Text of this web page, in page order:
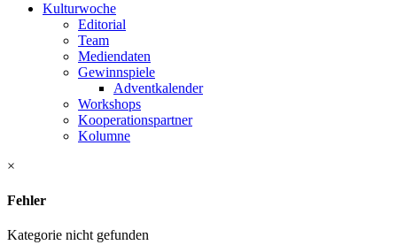
Kulturwoche
Editorial
Team
Mediendaten
Gewinnspiele
Adventkalender
Workshops
Kooperationspartner
Kolumne
×
Fehler
Kategorie nicht gefunden